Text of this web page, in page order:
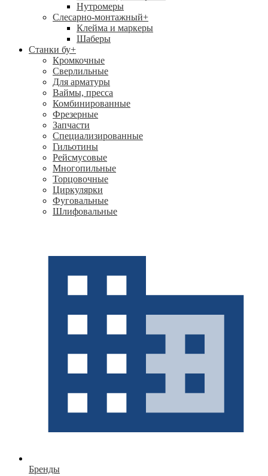
Нутромеры
Слесарно-монтажный+
Клейма и маркеры
Шаберы
Станки бу+
Кромкочные
Сверлильные
Для арматуры
Ваймы, пресса
Комбинированные
Фрезерные
Запчасти
Специализированные
Гильотины
Рейсмусовые
Многопильные
Торцовочные
Циркулярки
Фуговальные
Шлифовальные
Бренды